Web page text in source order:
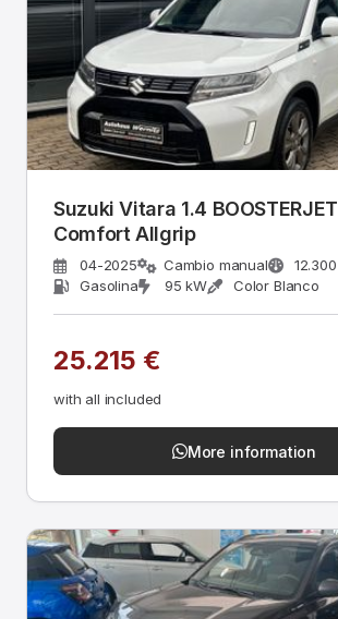
Suzuki Vitara 1.4
Comfort Allgrip
04-2025 Cambio manual
Gasolina
95 kW Color Blanco
25.215 €
with all included
More information